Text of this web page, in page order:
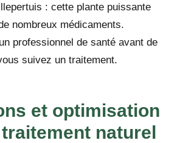
: cette plante puissante
nombreux médicaments.
professionnel de santé avant de
suivez un traitement.
et optimisation
naturel